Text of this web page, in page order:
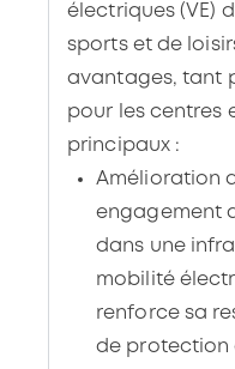
électriques (VE)
sports et de
avantages, tant
pour les centres
principaux :
Amélioration
engagement
dans une
mobilité
renforce sa
de protection